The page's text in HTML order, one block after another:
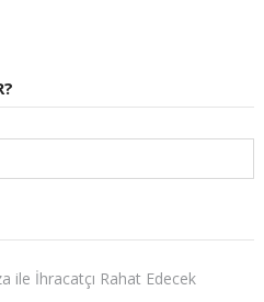
ile İhracatçı Rahat Edecek